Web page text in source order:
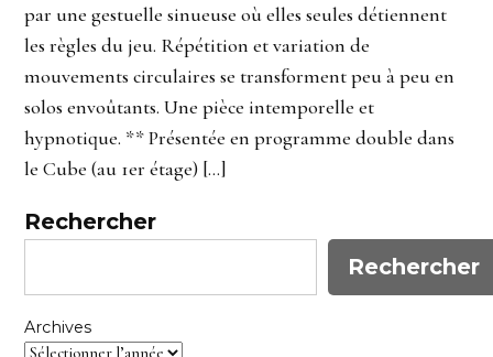
par une gestuelle sinueuse où elles seules détiennent
les règles du jeu. Répétition et variation de
mouvements circulaires se transforment peu à peu en
solos envoûtants. Une pièce intemporelle et
hypnotique. ** Présentée en programme double dans
le Cube (au 1er étage) […]
Rechercher
Rechercher
Archives